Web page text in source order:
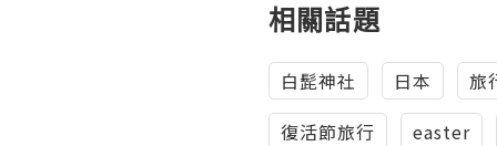
相關話題
白髭神社 日本
旅
復活節旅行
easter